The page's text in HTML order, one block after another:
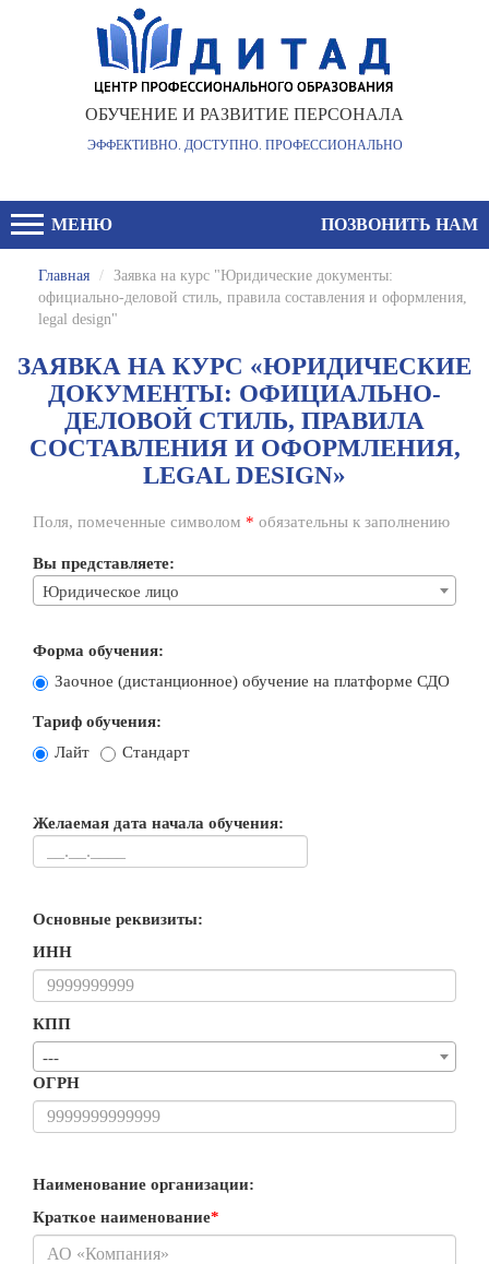
ОБУЧЕНИЕ И РАЗВИТИЕ ПЕРСОНАЛА
ЭФФЕКТИВНО. ДОСТУПНО. ПРОФЕССИОНАЛЬНО
МЕНЮ ПОЗВОНИТЬ НАМ
Главная / Заявка на курс "Юридические документы:
официально-деловой стиль, правила составления и оформления,
legal design"
ЗАЯВКА НА КУРС «ЮРИДИЧЕСКИЕ
ДОКУМЕНТЫ: ОФИЦИАЛЬНО-
ДЕЛОВОЙ СТИЛЬ, ПРАВИЛА
СОСТАВЛЕНИЯ И ОФОРМЛЕНИЯ,
LEGAL DESIGN»
Поля, помеченные символом * обязательны к заполнению
Вы представляете:
Юридическое лицо
Форма обучения:
Заочное (дистанционное) обучение на платформе СДО
Тариф обучения:
Лайт
Стандарт
Желаемая дата начала обучения:
Основные реквизиты:
ИНН
КПП
---
ОГРН
Наименование организации:
Краткое наименование*